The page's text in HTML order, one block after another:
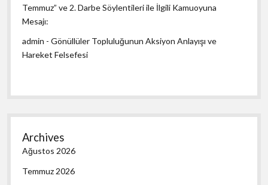
Temmuz” ve 2. Darbe Söylentileri ile İlgili Kamuoyuna
Mesajı:
admin -Gönüllüler Topluluğunun Aksiyon Anlayışı ve
Hareket Felsefesi
Archives
Ağustos 2026
Temmuz 2026